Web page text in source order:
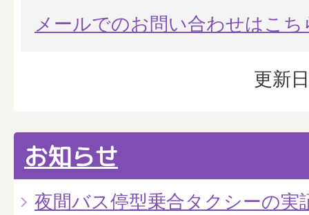
メールでのお問い合わせはこち
更新
お知らせ
夜間バス停型乗合タクシーの実